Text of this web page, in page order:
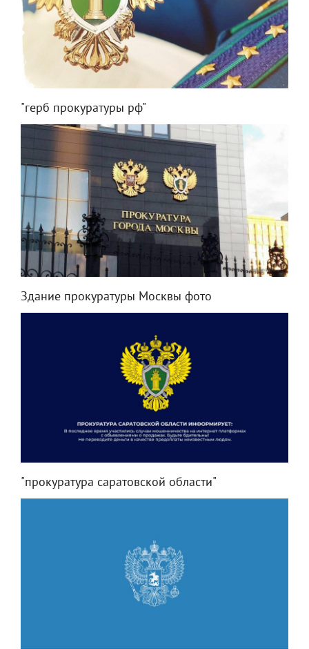
"герб прокуратуры рф"
Здание прокуратуры Москвы фото
"прокуратура саратовской области"